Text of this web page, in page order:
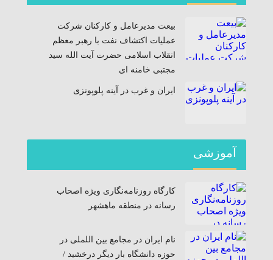
بیعت مدیرعامل و کارکنان شرکت
عملیات اکتشاف نفت با رهبر معظم
انقلاب اسلامی حضرت آیت الله سید
مجتبی خامنه ای
ایران و غرب در آینه پلوپونزی
آموزشی
کارگاه روزنامه‌نگاری ویژه اصحاب
رسانه در منطقه ماهشهر
نام ایران در مجامع بین اللملی در
حوزه دانشگاه بار دیگر درخشید /